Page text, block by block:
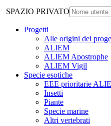
SPAZIO PRIVATO
Progetti
Alle origini dei
ALIEM
ALIEM Apostrophe
ALIEM Vigil
Specie esotiche
EEE prioritarie
Insetti
Piante
Specie marine
Altri vertebrati